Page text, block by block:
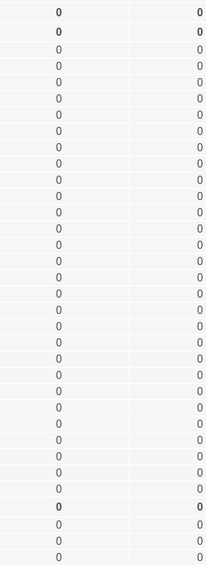
0 0
0 0
0 0
0 0
0 0
0 0
0 0
0 0
0 0
0 0
0 0
0 0
0 0
0 0
0 0
0 0
0 0
0 0
0 0
0 0
0 0
0 0
0 0
0 0
0 0
0 0
0 0
0 0
0 0
0 0
0 0
0 0
0 0
0 0